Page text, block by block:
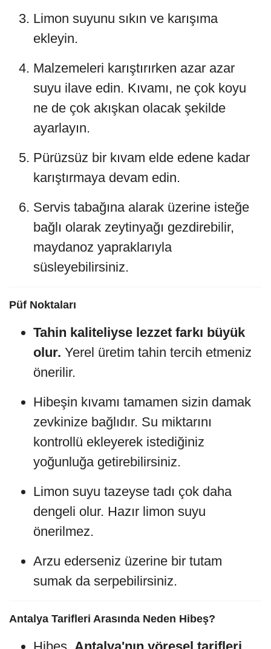
Limon suyunu sıkın ve karışıma
ekleyin.
Malzemeleri karıştırırken azar azar
suyu ilave edin. Kıvamı, ne çok koyu
ne de çok akışkan olacak şekilde
ayarlayın.
Pürüzsüz bir kıvam elde edene kadar
karıştırmaya devam edin.
Servis tabağına alarak üzerine isteğe
bağlı olarak zeytinyağı gezdirebilir,
maydanoz yapraklarıyla
süsleyebilirsiniz.
Püf Noktaları
Tahin kaliteliyse lezzet farkı büyük
olur. Yerel üretim tahin tercih etmeniz
önerilir.
Hibeşin kıvamı tamamen sizin damak
zevkinize bağlıdır. Su miktarını
kontrollü ekleyerek istediğiniz
yoğunluğa getirebilirsiniz.
Limon suyu tazeyse tadı çok daha
dengeli olur. Hazır limon suyu
önerilmez.
Arzu ederseniz üzerine bir tutam
sumak da serpebilirsiniz.
Antalya Tarifleri Arasında Neden Hibeş?